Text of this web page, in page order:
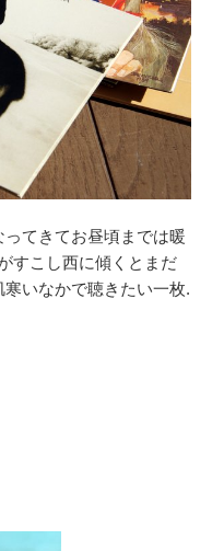
てきてお昼頃までは暖
すこし西に傾くとまだ
いなかで聴きたい一枚.